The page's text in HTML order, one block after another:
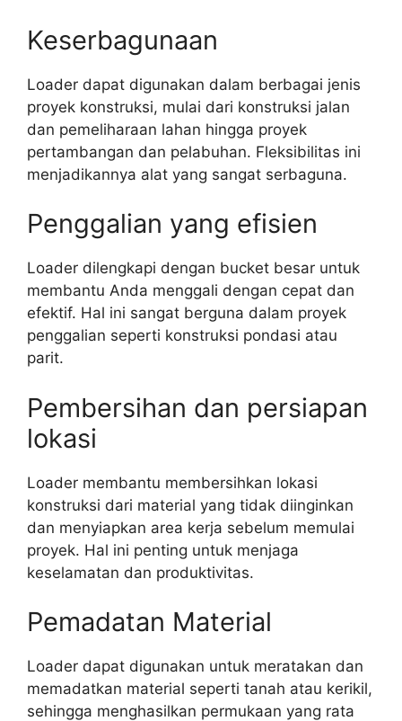
Keserbagunaan
Loader dapat digunakan dalam berbagai jenis
proyek konstruksi, mulai dari konstruksi jalan
dan pemeliharaan lahan hingga proyek
pertambangan dan pelabuhan. Fleksibilitas ini
menjadikannya alat yang sangat serbaguna.
Penggalian yang efisien
Loader dilengkapi dengan bucket besar untuk
membantu Anda menggali dengan cepat dan
efektif. Hal ini sangat berguna dalam proyek
penggalian seperti konstruksi pondasi atau
parit.
Pembersihan dan persiapan
lokasi
Loader membantu membersihkan lokasi
konstruksi dari material yang tidak diinginkan
dan menyiapkan area kerja sebelum memulai
proyek. Hal ini penting untuk menjaga
keselamatan dan produktivitas.
Pemadatan Material
Loader dapat digunakan untuk meratakan dan
memadatkan material seperti tanah atau kerikil,
sehingga menghasilkan permukaan yang rata